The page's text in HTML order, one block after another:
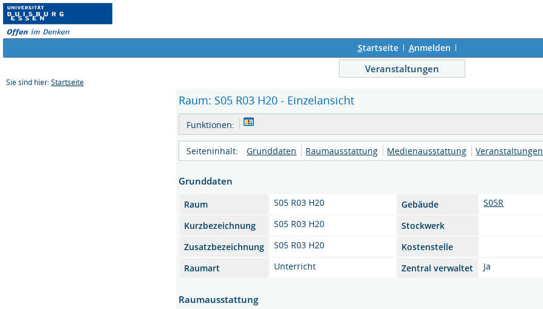
Startseite Anmelden
Veranstaltungen
Sie sind hier: Startseite
Raum: S05 R03 H20 - Einzelansicht
Funktionen:
Seiteninhalt: Grunddaten Raumausstattung Medienausstattung Veranstaltungen
Grunddaten
Raum S05 R03 H20 Gebäude
S05R
Kurzbezeichnung
S05 R03 H20
Stockwerk
Zusatzbezeichnung
S05 R03 H20
Kostenstelle
Raumart
Unterricht Zentral verwaltet Ja
Raumausstattung